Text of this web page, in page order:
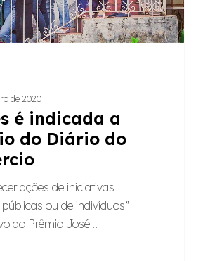
de 2020
é indicada a
do Diário do
ações de iniciativas
ou de indivíduos”
do Prêmio José…